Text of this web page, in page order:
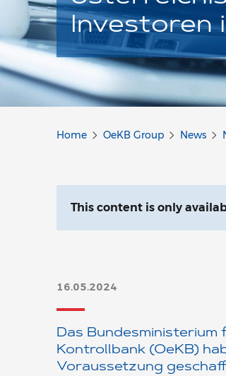
Investoren
Home OeKB Group News
This content is only
16.05.2024
Das Bundesministerium
Kontrollbank (OeKB)
Voraussetzung